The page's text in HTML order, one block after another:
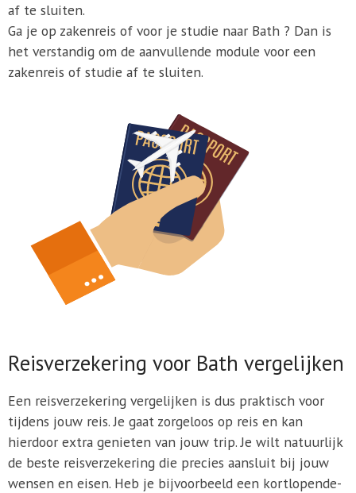
af te sluiten.
Ga je op zakenreis of voor je studie naar Bath ? Dan is
het verstandig om de aanvullende module voor een
zakenreis of studie af te sluiten.
Reisverzekering voor Bath vergelijken
Een reisverzekering vergelijken is dus praktisch voor
tijdens jouw reis. Je gaat zorgeloos op reis en kan
hierdoor extra genieten van jouw trip. Je wilt natuurlijk
de beste reisverzekering die precies aansluit bij jouw
wensen en eisen. Heb je bijvoorbeeld een kortlopende-